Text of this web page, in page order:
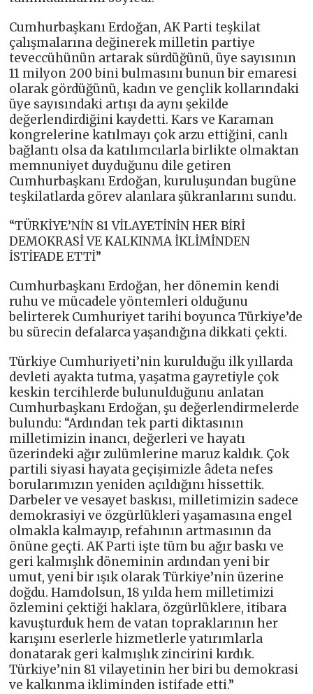
Cumhurbaşkanı Erdoğan, AK Parti teşkilat
çalışmalarına değinerek milletin partiye
teveccühünün artarak sürdüğünü, üye sayısının
11 milyon 200 bini bulmasını bunun bir emaresi
olarak gördüğünü, kadın ve gençlik kollarındaki
üye sayısındaki artışı da aynı şekilde
değerlendirdiğini kaydetti. Kars ve Karaman
kongrelerine katılmayı çok arzu ettiğini, canlı
bağlantı olsa da katılımcılarla birlikte olmaktan
memnuniyet duyduğunu dile getiren
Cumhurbaşkanı Erdoğan, kuruluşundan bugüne
teşkilatlarda görev alanlara şükranlarını sundu.
“TÜRKİYE’NİN 81 VİLAYETİNİN HER BİRİ
DEMOKRASİ VE KALKINMA İKLİMİNDEN
İSTİFADE ETTİ”
Cumhurbaşkanı Erdoğan, her dönemin kendi
ruhu ve mücadele yöntemleri olduğunu
belirterek Cumhuriyet tarihi boyunca Türkiye’de
bu sürecin defalarca yaşandığına dikkati çekti.
Türkiye Cumhuriyeti’nin kurulduğu ilk yıllarda
devleti ayakta tutma, yaşatma gayretiyle çok
keskin tercihlerde bulunulduğunu anlatan
Cumhurbaşkanı Erdoğan, şu değerlendirmelerde
bulundu: “Ardından tek parti diktasının
milletimizin inancı, değerleri ve hayatı
üzerindeki ağır zulümlerine maruz kaldık. Çok
partili siyasi hayata geçişimizle âdeta nefes
borularımızın yeniden açıldığını hissettik.
Darbeler ve vesayet baskısı, milletimizin sadece
demokrasiyi ve özgürlükleri yaşamasına engel
olmakla kalmayıp, refahının artmasının da
önüne geçti. AK Parti işte tüm bu ağır baskı ve
geri kalmışlık döneminin ardından yeni bir
umut, yeni bir ışık olarak Türkiye’nin üzerine
doğdu. Hamdolsun, 18 yılda hem milletimizi
özlemini çektiği haklara, özgürlüklere, itibara
kavuşturduk hem de vatan topraklarının her
karışını eserlerle hizmetlerle yatırımlarla
donatarak geri kalmışlık zincirini kırdık.
Türkiye’nin 81 vilayetinin her biri bu demokrasi
ve kalkınma ikliminden istifade etti.”